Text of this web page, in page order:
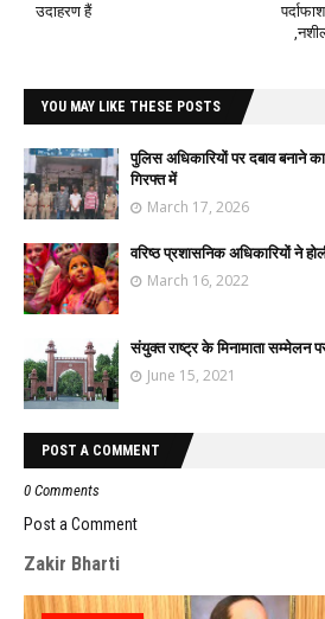
उदाहरण हैं
YOU MAY LIKE THESE POSTS
पुलिस अधिकारियों पर दबाव
गिरफ्त में
March 17, 2026
वरिष्ठ प्रशासनिक अधिकारियों ने
March 16, 2022
संयुक्त राष्ट्र के मिनामाता सम्मेलन
June 15, 2021
POST A COMMENT
0 Comments
Post a Comment
Zakir Bharti